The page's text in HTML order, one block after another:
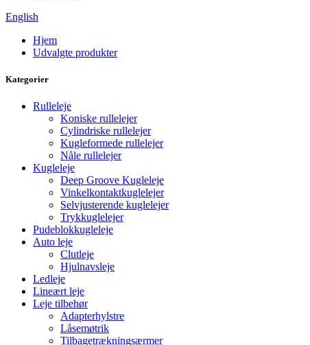
English
Hjem
Udvalgte produkter
Kategorier
Rulleleje
Koniske rullelejer
Cylindriske rullelejer
Kugleformede rullelejer
Nåle rullelejer
Kugleleje
Deep Groove Kugleleje
Vinkelkontaktkuglelejer
Selvjusterende kuglelejer
Trykkuglelejer
Pudeblokkugleleje
Auto leje
Clutleje
Hjulnavsleje
Ledleje
Lineært leje
Leje tilbehør
Adapterhylstre
Låsemøtrik
Tilbagetrækningsærmer